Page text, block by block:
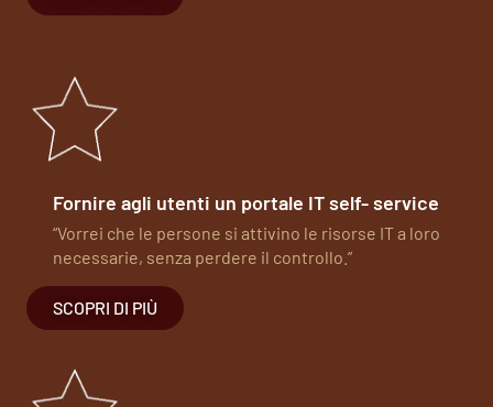
Fornire agli utenti un portale IT self- service
“Vorrei che le persone si attivino le risorse IT a loro
necessarie, senza perdere il controllo.”
SCOPRI DI PIÙ